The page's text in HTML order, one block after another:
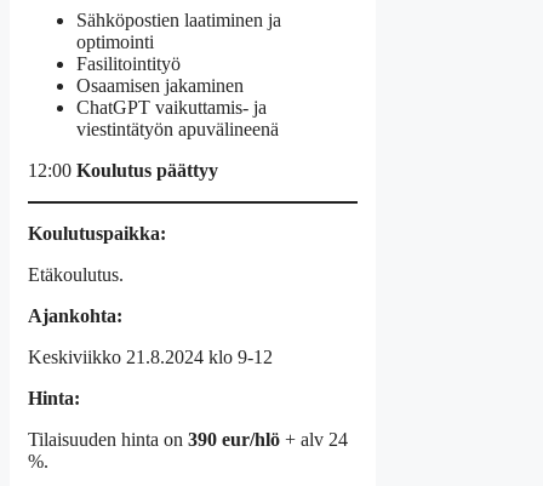
Sähköpostien laatiminen ja
optimointi
Fasilitointityö
Osaamisen jakaminen
ChatGPT vaikuttamis- ja
viestintätyön apuvälineenä
12:00 Koulutus päättyy
Koulutuspaikka:
Etäkoulutus.
Ajankohta:
Keskiviikko 21.8.2024 klo 9-12
Hinta:
Tilaisuuden hinta on 390 eur/hlö + alv 24
%.